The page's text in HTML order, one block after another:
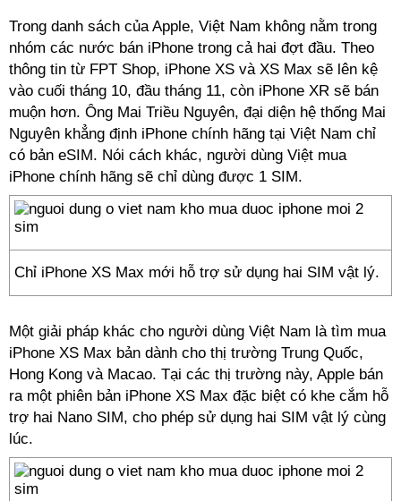
Trong danh sách của Apple, Việt Nam không nằm trong
nhóm các nước bán iPhone trong cả hai đợt đầu. Theo
thông tin từ FPT Shop, iPhone XS và XS Max sẽ lên kệ
vào cuối tháng 10, đầu tháng 11, còn iPhone XR sẽ bán
muộn hơn. Ông Mai Triều Nguyên, đại diện hệ thống Mai
Nguyên khẳng định iPhone chính hãng tại Việt Nam chỉ
có bản eSIM. Nói cách khác, người dùng Việt mua
iPhone chính hãng sẽ chỉ dùng được 1 SIM.
Chỉ iPhone XS Max mới hỗ trợ sử dụng hai SIM vật lý.
Một giải pháp khác cho người dùng Việt Nam là tìm mua
iPhone XS Max bản dành cho thị trường Trung Quốc,
Hong Kong và Macao. Tại các thị trường này, Apple bán
ra một phiên bản iPhone XS Max đặc biệt có khe cắm hỗ
trợ hai Nano SIM, cho phép sử dụng hai SIM vật lý cùng
lúc.